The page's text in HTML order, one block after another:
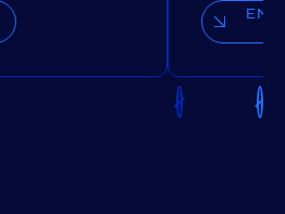
EN